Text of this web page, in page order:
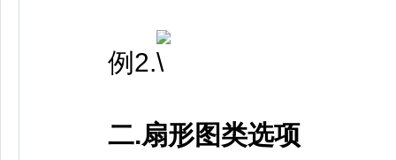
例2.
二.扇形图类选项